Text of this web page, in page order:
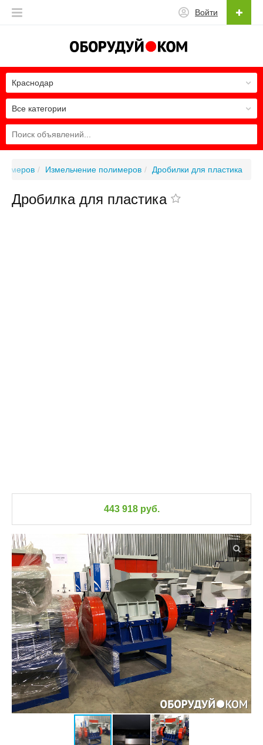
Войти
Все категории
Краснодар
Измельчение полимеров Дробилки для пластика
Дробилка для пластика
443 918 руб.